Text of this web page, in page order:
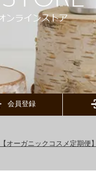
会員登録
オーガニックコスメ定期